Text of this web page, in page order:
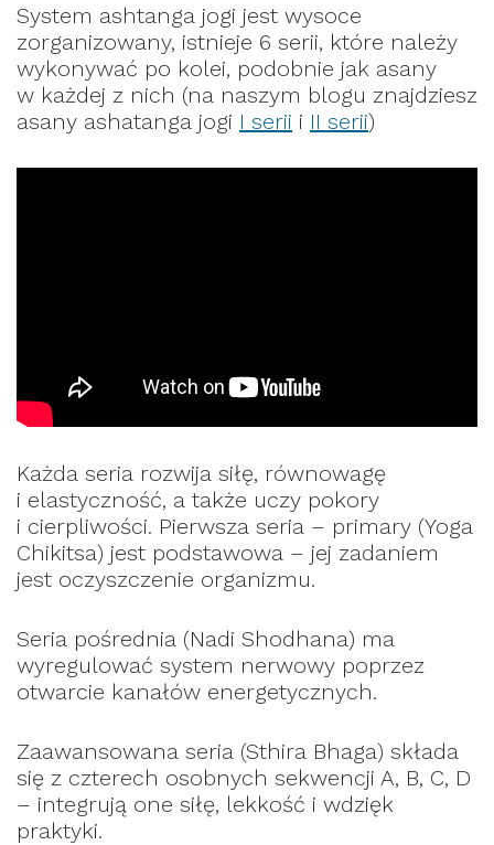
System ashtanga jogi jest wysoce
zorganizowany, istnieje 6 serii, które należy
wykonywać po kolei, podobnie jak asany
w każdej z nich (na naszym blogu znajdziesz
asany ashatanga jogi I serii i II serii)
Każda seria rozwija siłę, równowagę
i elastyczność, a także uczy pokory
i cierpliwości. Pierwsza seria – primary (Yoga
Chikitsa) jest podstawowa – jej zadaniem
jest oczyszczenie organizmu.
Seria pośrednia (Nadi Shodhana) ma
wyregulować system nerwowy poprzez
otwarcie kanałów energetycznych.
Zaawansowana seria (Sthira Bhaga) składa
się z czterech osobnych sekwencji A, B, C, D
– integrują one siłę, lekkość i wdzięk
praktyki.